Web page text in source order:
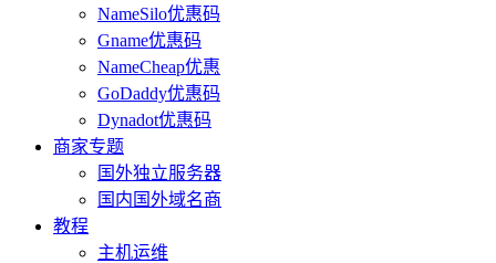
NameSilo优惠码
Gname优惠码
NameCheap优惠
GoDaddy优惠码
Dynadot优惠码
商家专题
国外独立服务器
国内国外域名商
教程
主机运维